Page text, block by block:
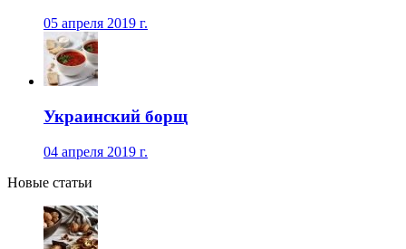
05 апреля 2019 г.
Украинский борщ
04 апреля 2019 г.
Новые статьи